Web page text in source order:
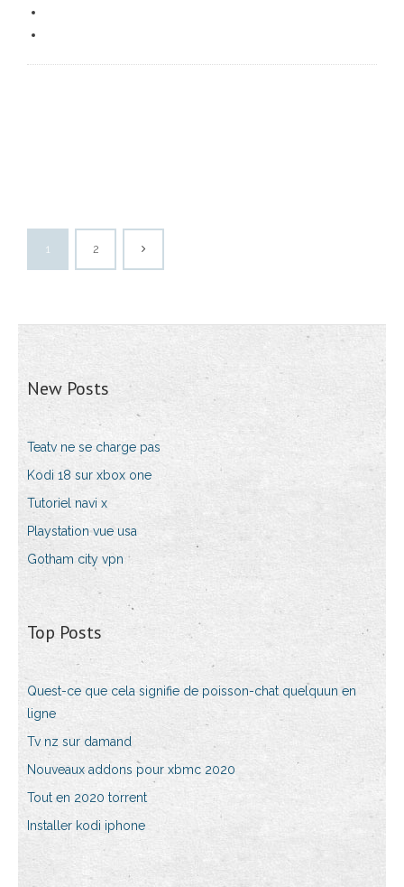
1 2
New Posts
Teatv ne se charge pas
Kodi 18 sur xbox one
Tutoriel navi x
Playstation vue usa
Gotham city vpn
Top Posts
Quest-ce que cela signifie de poisson-chat quelquun en
ligne
Tv nz sur damand
Nouveaux addons pour xbmc 2020
Tout en 2020 torrent
Installer kodi iphone